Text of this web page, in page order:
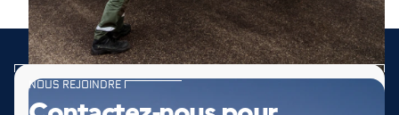
NOUS REJOINDRE